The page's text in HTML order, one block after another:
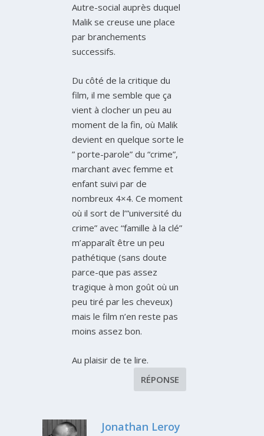
Autre-social auprès duquel
Malik se creuse une place
par branchements
successifs.
Du côté de la critique du
film, il me semble que ça
vient à clocher un peu au
moment de la fin, où Malik
devient en quelque sorte le
” porte-parole” du “crime”,
marchant avec femme et
enfant suivi par de
nombreux 4×4. Ce moment
où il sort de l’”université du
crime” avec “famille à la clé”
m’apparaît être un peu
pathétique (sans doute
parce-que pas assez
tragique à mon goût où un
peu tiré par les cheveux)
mais le film n’en reste pas
moins assez bon.
Au plaisir de te lire.
RÉPONSE
Jonathan Leroy